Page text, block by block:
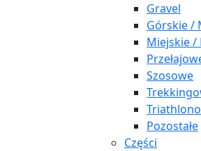
Gravel
Górskie /
Miejskie /
Szosowe
Pozostałe
Części